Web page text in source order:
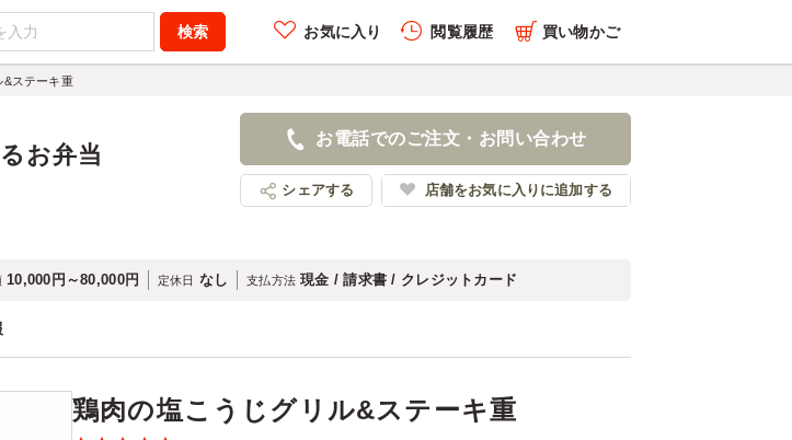
お気に入り 閲覧履歴
履歴を全件削除する
店舗名：ダイの代
買い物かご
&ステーキ重
お弁当
お電話でのご注文・お問い合わせ
シェアする 店舗をお気に入りに追加する
10,000円～80,000円 定休日 なし 支払方法 現金 / 請求書 / クレジットカード
鶏肉の塩こうじグリル&ステーキ重